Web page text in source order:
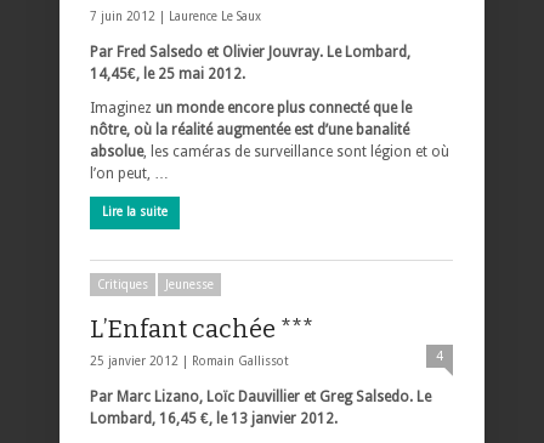
7 juin 2012 | Laurence Le Saux
Par Fred Salsedo et Olivier Jouvray. Le Lombard,
14,45€, le 25 mai 2012.
Imaginez un monde encore plus connecté que le
nôtre, où la réalité augmentée est d’une banalité
absolue, les caméras de surveillance sont légion et où
l’on peut, …
Lire la suite
Critiques Jeunesse
L’Enfant cachée ***
25 janvier 2012 | Romain Gallissot 4
Par Marc Lizano, Loïc Dauvillier et Greg Salsedo. Le
Lombard, 16,45 €, le 13 janvier 2012.